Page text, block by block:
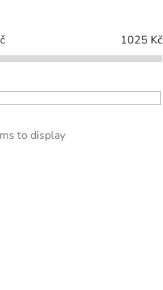
1025 Kč
to display